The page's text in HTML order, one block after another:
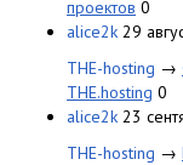
проектов 0
alice2k 29
THE-hosting →
THE.hosting 0
alice2k 23
THE-hosting →